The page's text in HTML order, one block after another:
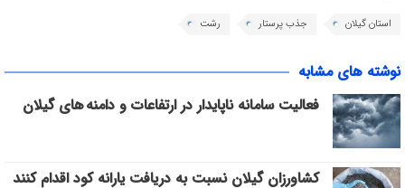
استان گیلان جذب پرستار رشت
نوشته های مشابه
فعالیت سامانه ناپایدار در ارتفاعات و دامنه های گیلان
کشاورزان گیلان نسبت به دریافت یارانه کود اقدام کنند